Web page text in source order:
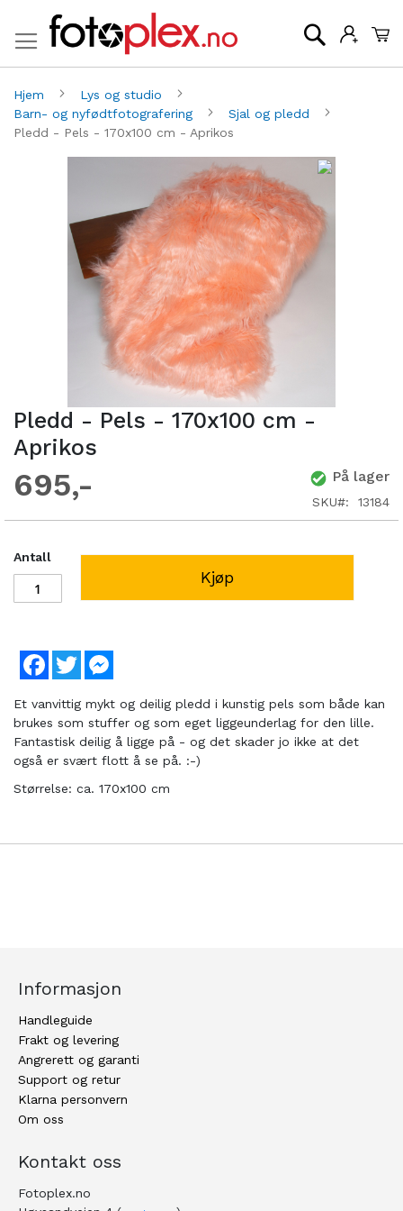
Søk
Hjem
Lys og studio
Barn- og nyfødtfotografering
Sjal og pledd
Pledd - Pels - 170x100 cm - Aprikos
Pledd - Pels - 170x100 cm -
Aprikos
695 På lager
SKU 13184
Antall
Kjøp
Facebook
Twitter
bildegalleri
Et vanvittig mykt og deilig pledd i kunstig pels som både kan
brukes som stuffer og som eget liggeunderlag for den lille.
Fantastisk deilig å ligge på - og det skader jo ikke at det
også er svært flott å se på. :-)
Størrelse: ca. 170x100 cm
Informasjon
Handleguide
Frakt og levering
Angrerett og garanti
Support og retur
Klarna personvern
Om oss
Kontakt oss
Fotoplex.no